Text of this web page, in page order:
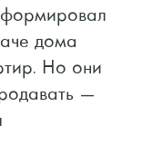
дома
Но они
—